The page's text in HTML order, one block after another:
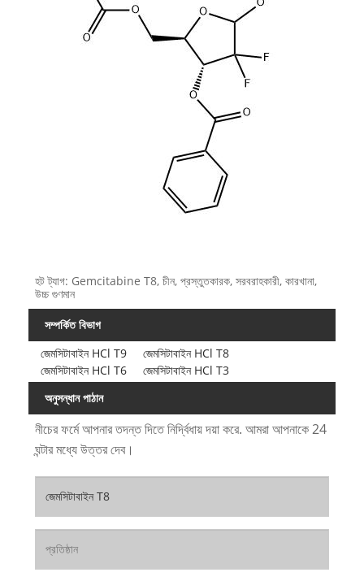
হট ট্যাগ: Gemcitabine T8, চীন, প্রস্তুতকারক, সরবরাহকারী, কারখানা,
উচ্চ গুণমান
সম্পর্কিত বিভাগ
জেমসিটাবাইন HCl T9
জেমসিটাবাইন HCl T8
জেমসিটাবাইন HCl T6
জেমসিটাবাইন HCl T3
অনুসন্ধান পাঠান
নীচের ফর্মে আপনার তদন্ত দিতে নির্দ্বিধায় দয়া করে. আমরা আপনাকে 24
ঘন্টার মধ্যে উত্তর দেব।